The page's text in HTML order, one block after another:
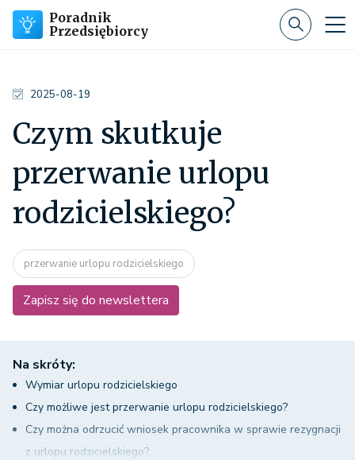
Poradnik
Przedsiębiorcy
2025-08-19
Czym skutkuje
przerwanie urlopu
rodzicielskiego?
przerwanie urlopu rodzicielskiego
Zapisz się do newslettera
Na skróty:
Wymiar urlopu rodzicielskiego
Czy możliwe jest przerwanie urlopu rodzicielskiego?
Czy można odrzucić wniosek pracownika w sprawie rezygnacji
z urlopu rodzicielskiego?